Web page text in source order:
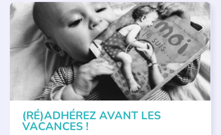
APPEL À SOUTIEN
(RÉ)ADHÉREZ AVANT LES
VACANCES !